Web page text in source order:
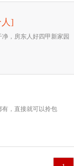
]
，房东人好四甲新家园
，直接就可以拎包